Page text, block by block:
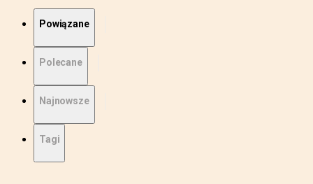
Powiązane
Polecane
Najnowsze
Tagi